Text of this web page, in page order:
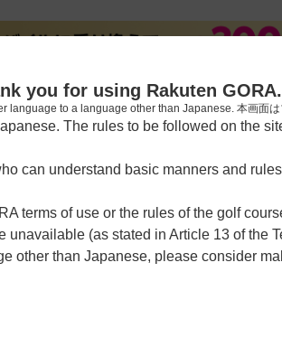
ゾート【アコー
you for using Rakuten GORA.
to a language other than Japanese. 本画面
The rules to be followed on the
can understand basic manners and
terms of use or the rules of the golf
(as stated in Article 13 of the
other than Japanese, please consider